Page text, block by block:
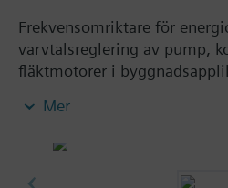
Frekvensomriktare för
varvtalsreglering av pump,
fläktmotorer i
operatörspanel.
Ytterligare information
Vid användning av BOP-2
Mer